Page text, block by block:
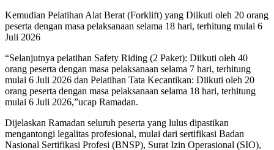
Kemudian Pelatihan Alat Berat (Forklift) yang Diikuti oleh 20 orang
peserta dengan masa pelaksanaan selama 18 hari, terhitung mulai 6
Juli 2026
“Selanjutnya pelatihan Safety Riding (2 Paket): Diikuti oleh 40
orang peserta dengan masa pelaksanaan selama 7 hari, terhitung
mulai 6 Juli 2026 dan Pelatihan Tata Kecantikan: Diikuti oleh 20
orang peserta dengan masa pelaksanaan selama 18 hari, terhitung
mulai 6 Juli 2026,”ucap Ramadan.
Dijelaskan Ramadan seluruh peserta yang lulus dipastikan
mengantongi legalitas profesional, mulai dari sertifikasi Badan
Nasional Sertifikasi Profesi (BNSP), Surat Izin Operasional (SIO),